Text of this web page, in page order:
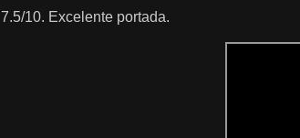
7.5/10. Excelente portada.